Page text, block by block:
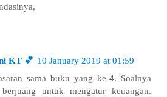
KT 💕 10 January 2019 at 01:59
sama buku yang ke-4. Soalnya
untuk mengatur keuangan.